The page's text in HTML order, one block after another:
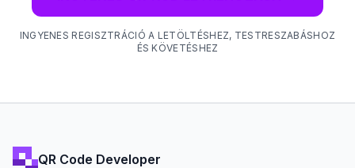
INGYENES REGISZTRÁCIÓ A LETÖLTÉSHEZ, TESTRESZABÁSHOZ
ÉS KÖVETÉSHEZ
QR Code Developer